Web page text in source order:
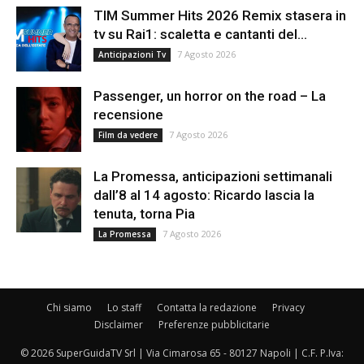
TIM Summer Hits 2026 Remix stasera in
tv su Rai1: scaletta e cantanti del...
Anticipazioni Tv 7 Agosto 2026
Passenger, un horror on the road – La
recensione
Film da vedere 7 Agosto 2026
La Promessa, anticipazioni settimanali
dall’8 al 14 agosto: Ricardo lascia la
tenuta, torna Pia
La Promessa 7 Agosto 2026
Chi siamo Lo staff Contatta la redazione
Privacy
Disclaimer
Preferenze pubblicitarie
© 2026 SuperGuidaTV Srl | Via Cimarosa 65 - 80127 Napoli | C.F. P.Iva: